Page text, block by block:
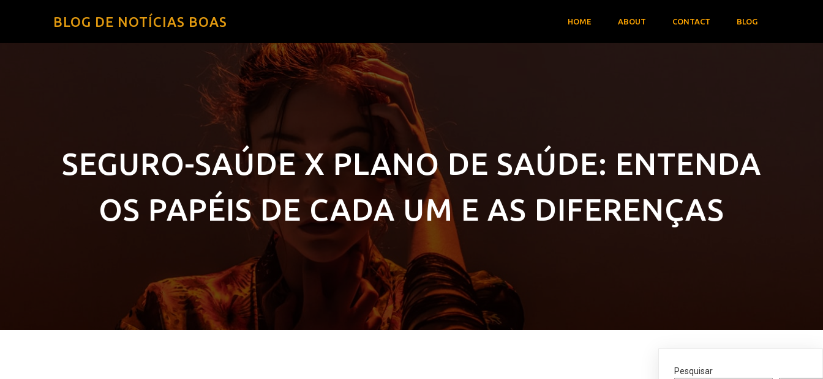
BLOG DE NOTÍCIAS BOAS HOME ABOUT CONTACT BLOG
SEGURO-SAÚDE X PLANO DE SAÚDE: ENTENDA
OS PAPÉIS DE CADA UM E AS DIFERENÇAS
Pesquisar